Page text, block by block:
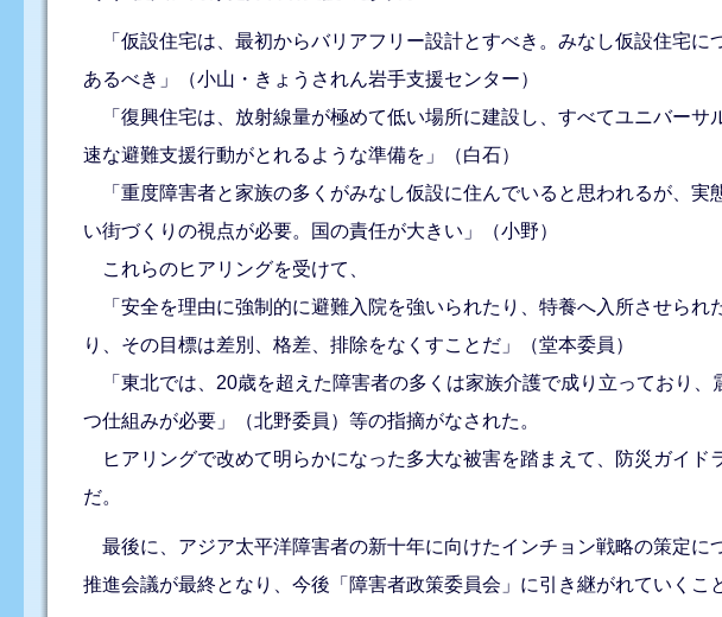
「仮設住宅は、最初からバリアフリー設計とすべき。みなし仮設住宅
あるべき」（小山・きょうされん岩手支援センター）
「復興住宅は、放射線量が極めて低い場所に建設し、すべてユニバー
速な避難支援行動がとれるような準備を」（白石）
「重度障害者と家族の多くがみなし仮設に住んでいると思われるが、
い街づくりの視点が必要。国の責任が大きい」（小野）
これらのヒアリングを受けて、
「安全を理由に強制的に避難入院を強いられたり、特養へ入所させら
り、その目標は差別、格差、排除をなくすことだ」（堂本委員）
「東北では、20歳を超えた障害者の多くは家族介護で成り立っており
つ仕組みが必要」（北野委員）等の指摘がなされた。
ヒアリングで改めて明らかになった多大な被害を踏まえて、防災ガイ
だ。
最後に、アジア太平洋障害者の新十年に向けたインチョン戦略の策定
推進会議が最終となり、今後「障害者政策委員会」に引き継がれていくこ